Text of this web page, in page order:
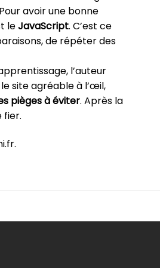
avoir une bonne
leJavaScript. C’est ce
de répéter des
l’auteur
site agréable à l’œil,
pièges à éviter. Après la